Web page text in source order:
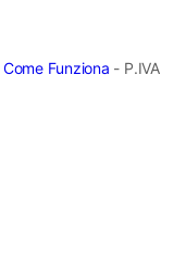
Come Funziona - P.IVA